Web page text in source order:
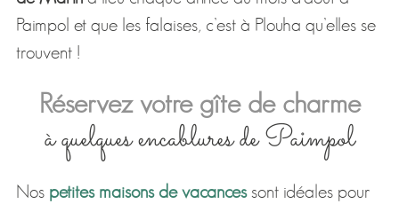
Paimpol et que les falaises, c’est à Plouha qu’elles se
trouvent !
Réservez votre gîte de charme
à quelques encablures de Paimpol
Nos petites maisons de vacancessont idéales pour